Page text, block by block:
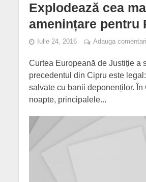
Explodează cea
amenințare pentru
Iulie 24, 2016 Adauga
Curtea Europeană de Justiție a
precedentul din Cipru este
salvate cu banii deponenților. În
noapte, principalele...